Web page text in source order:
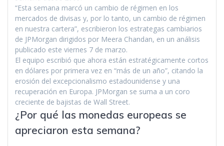
“Esta semana marcó un cambio de régimen en los
mercados de divisas y, por lo tanto, un cambio de régimen
en nuestra cartera”, escribieron los estrategas cambiarios
de JPMorgan dirigidos por Meera Chandan, en un análisis
publicado este viernes 7 de marzo.
El equipo escribió que ahora están estratégicamente cortos
en dólares por primera vez en “más de un año”, citando la
erosión del excepcionalismo estadounidense y una
recuperación en Europa. JPMorgan se suma a un coro
creciente de bajistas de Wall Street.
¿Por qué las monedas europeas se
apreciaron esta semana?